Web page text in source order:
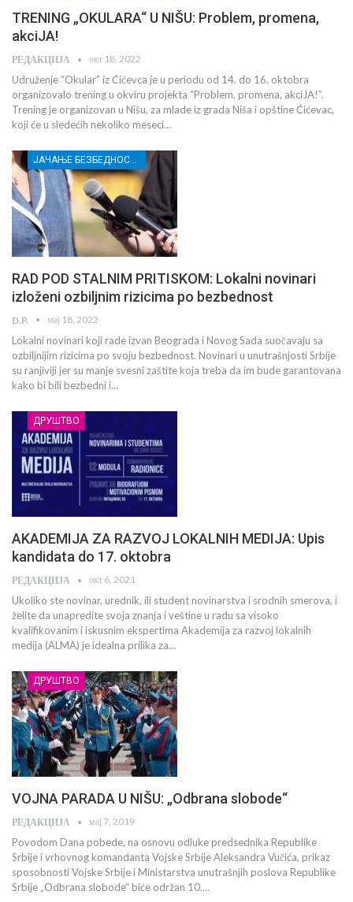
TRENING „OKULARA“ U NIŠU: Problem, promena,
akciJA!
РЕДАКЦИЈА окт 18, 2022
Udruženje “Okular” iz Ćićevca je u periodu od 14. do 16. oktobra
organizovalo trening u okviru projekta “Problem, promena, akciJA!”.
Trening je organizovan u Nišu, za mlade iz grada Niša i opštine Ćićevac,
koji će u sledećih nekoliko meseci…
ЈАЧАЊЕ БЕЗБЕДНОСТИ НОВИНАРА У ЦЕНТРАЛНОЈ И ЈУЖНОЈ СРБИЈИ
RAD POD STALNIM PRITISKOM: Lokalni novinari
izloženi ozbiljnim rizicima po bezbednost
D.P. мај 18, 2022
Lokalni novinari koji rade izvan Beograda i Novog Sada suočavaju sa
ozbiljnijim rizicima po svoju bezbednost. Novinari u unutrašnjosti Srbije
su ranjiviji jer su manje svesni zaštite koja treba da im bude garantovana
kako bi bili bezbedni i…
ДРУШТВО
AKADEMIJA ZA RAZVOJ LOKALNIH MEDIJA: Upis
kandidata do 17. oktobra
РЕДАКЦИЈА окт 6, 2021
Ukoliko ste novinar, urednik, ili student novinarstva i srodnih smerova, i
želite da unapredite svoja znanja i veštine u radu sa visoko
kvalifikovanim i iskusnim ekspertima Akademija za razvoj lokalnih
medija (ALMA) je idealna prilika za…
ДРУШТВО
VOJNA PARADA U NIŠU: „Odbrana slobode“
РЕДАКЦИЈА мај 7, 2019
Povodom Dana pobede, na osnovu odluke predsednika Republike
Srbije i vrhovnog komandanta Vojske Srbije Aleksandra Vučića, prikaz
sposobnosti Vojske Srbije i Ministarstva unutrašnjih poslova Republike
Srbije „Odbrana slobode“ biće održan 10.…